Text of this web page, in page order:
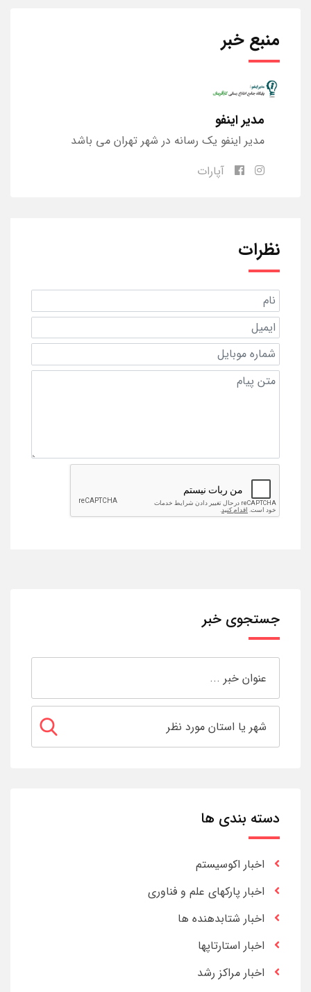
منبع خبر
مدیر اینفو
مدیر اینفو یک رسانه در شهر تهران می باشد
آپارات
نظرات
جستجوی خبر
دسته بندی ها
اخبار اکوسیستم
اخبار پارکهای علم و فناوری
اخبار شتابدهنده ها
اخبار استارتاپها
اخبار مراکز رشد